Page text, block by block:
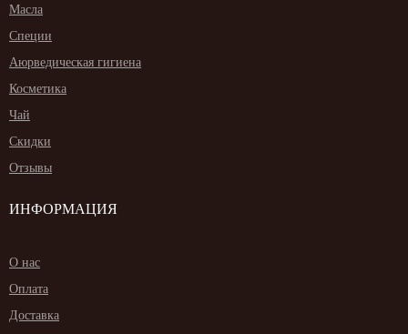
Масла
Специи
Аюрведическая гигиена
Косметика
Чай
Скидки
Отзывы
ИНФОРМАЦИЯ
О нас
Оплата
Доставка